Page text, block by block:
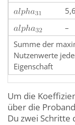
–
Summe der
Nutzenwerte
Eigenschaft
Um die
über die
Du zwei Schritte